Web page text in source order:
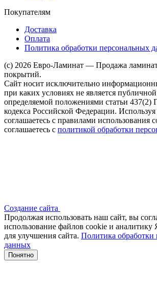
Покупателям
Доставка
Оплата
Политика обработки персональных
(c) 2026 Евро-Ламинат — Продажа
покрытий.
Сайт носит исключительно
при каких условиях не является
определяемой положениями статьи 437(2)
кодекса Российской Федерации.
соглашаетесь с правилами использования
соглашаетесь с политикой обработки
Создание сайта
Продолжая использовать наш сайт, вы
использование файлов сооkіе и
для улучшения сайта. Политика обработки
данных
Понятно